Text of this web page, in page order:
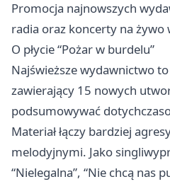
Promocja najnowszych
radia oraz koncerty na żywo
O płycie “Pożar w burdelu”
Najświeższe wydawnictwo
zawierający 15 nowych
podsumowywać
Materiał łączy bardziej
melodyjnymi. Jako
“Nielegalna”, “Nie chcą nas